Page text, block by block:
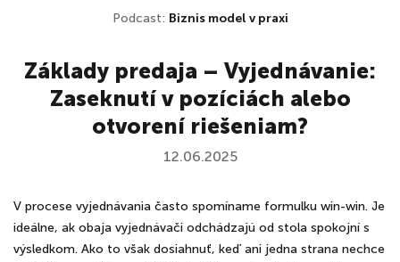
Podcast: Biznis model v praxi
Základy predaja – Vyjednávanie:
Zaseknutí v pozíciách alebo
otvorení riešeniam?
12.06.2025
V procese vyjednávania často spomíname formulku win-win. Je
ideálne, ak obaja vyjednávači odchádzajú od stola spokojní s
výsledkom. Ako to však dosiahnuť, keď ani jedna strana nechce